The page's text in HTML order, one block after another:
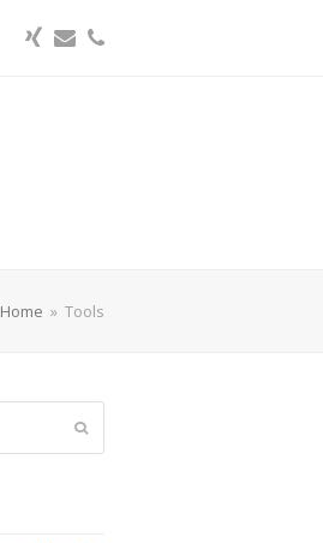
Xing
E- Telefon
Home » Tools